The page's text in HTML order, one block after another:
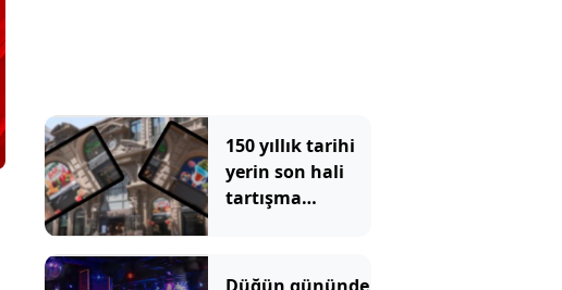
150 yıllık tarihi
yerin son hali
tartışma
Pasajı'ndaki